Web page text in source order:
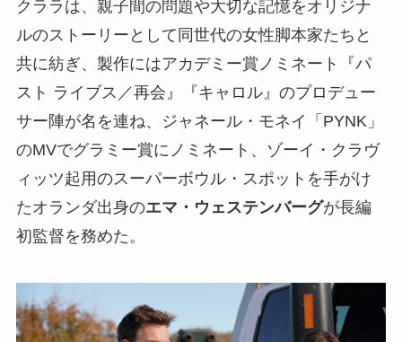
クララは、親子間の問題や大切な記憶をオリジナ
ルのストーリーとして同世代の女性脚本家たちと
共に紡ぎ、製作にはアカデミー賞ノミネート『パ
スト ライブス／再会』『キャロル』のプロデュー
サー陣が名を連ね、ジャネール・モネイ「PYNK」
のMVでグラミー賞にノミネート、ゾーイ・クラヴ
ィッツ起用のスーパーボウル・スポットを手がけ
たオランダ出身のエマ・ウェステンバーグが長編
初監督を務めた。